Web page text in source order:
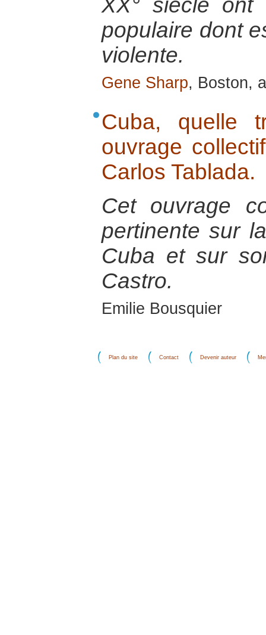
XX° siècle ont
populaire dont
violente.
Gene Sharp, Boston,
Cuba, quelle
ouvrage
Carlos Tablada.
Cet ouvrage
pertinente sur
Cuba et sur
Castro.
Emilie Bousquier
Plan du site Contact Devenir auteur